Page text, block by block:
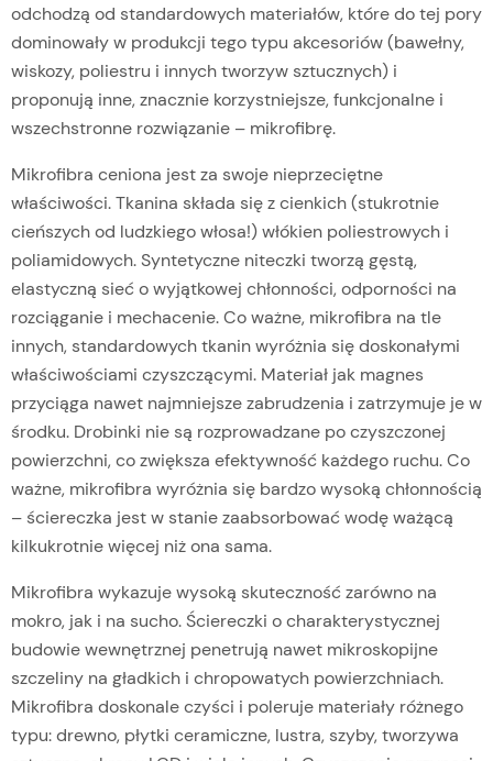
odchodzą od standardowych materiałów, które do tej pory
dominowały w produkcji tego typu akcesoriów (bawełny,
wiskozy, poliestru i innych tworzyw sztucznych) i
proponują inne, znacznie korzystniejsze, funkcjonalne i
wszechstronne rozwiązanie – mikrofibrę.
Mikrofibra ceniona jest za swoje nieprzeciętne
właściwości. Tkanina składa się z cienkich (stukrotnie
cieńszych od ludzkiego włosa!) włókien poliestrowych i
poliamidowych. Syntetyczne niteczki tworzą gęstą,
elastyczną sieć o wyjątkowej chłonności, odporności na
rozciąganie i mechacenie. Co ważne, mikrofibra na tle
innych, standardowych tkanin wyróżnia się doskonałymi
właściwościami czyszczącymi. Materiał jak magnes
przyciąga nawet najmniejsze zabrudzenia i zatrzymuje je w
środku. Drobinki nie są rozprowadzane po czyszczonej
powierzchni, co zwiększa efektywność każdego ruchu. Co
ważne, mikrofibra wyróżnia się bardzo wysoką chłonnością
– ściereczka jest w stanie zaabsorbować wodę ważącą
kilkukrotnie więcej niż ona sama.
Mikrofibra wykazuje wysoką skuteczność zarówno na
mokro, jak i na sucho. Ściereczki o charakterystycznej
budowie wewnętrznej penetrują nawet mikroskopijne
szczeliny na gładkich i chropowatych powierzchniach.
Mikrofibra doskonale czyści i poleruje materiały różnego
typu: drewno, płytki ceramiczne, lustra, szyby, tworzywa